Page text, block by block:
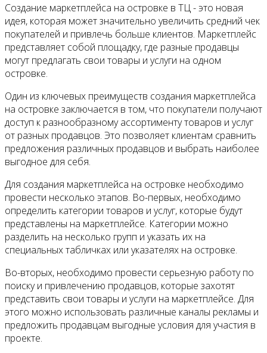
Создание маркетплейса на островке в ТЦ - это новая
идея, которая может значительно увеличить средний чек
покупателей и привлечь больше клиентов. Маркетплейс
представляет собой площадку, где разные продавцы
могут предлагать свои товары и услуги на одном
островке.
Один из ключевых преимуществ создания маркетплейса
на островке заключается в том, что покупатели получают
доступ к разнообразному ассортименту товаров и услуг
от разных продавцов. Это позволяет клиентам сравнить
предложения различных продавцов и выбрать наиболее
выгодное для себя.
Для создания маркетплейса на островке необходимо
провести несколько этапов. Во-первых, необходимо
определить категории товаров и услуг, которые будут
представлены на маркетплейсе. Категории можно
разделить на несколько групп и указать их на
специальных табличках или указателях на островке.
Во-вторых, необходимо провести серьезную работу по
поиску и привлечению продавцов, которые захотят
представить свои товары и услуги на маркетплейсе. Для
этого можно использовать различные каналы рекламы и
предложить продавцам выгодные условия для участия в
проекте.